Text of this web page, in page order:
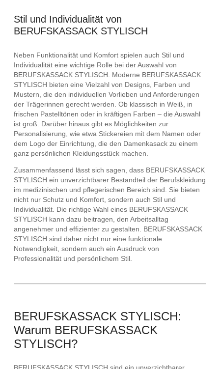
Stil und Individualität von
BERUFSKASSACK STYLISCH
Neben Funktionalität und Komfort spielen auch Stil und
Individualität eine wichtige Rolle bei der Auswahl von
BERUFSKASSACK STYLISCH. Moderne BERUFSKASSACK
STYLISCH bieten eine Vielzahl von Designs, Farben und
Mustern, die den individuellen Vorlieben und Anforderungen
der Trägerinnen gerecht werden. Ob klassisch in Weiß, in
frischen Pastelltönen oder in kräftigen Farben – die Auswahl
ist groß. Darüber hinaus gibt es Möglichkeiten zur
Personalisierung, wie etwa Stickereien mit dem Namen oder
dem Logo der Einrichtung, die den Damenkasack zu einem
ganz persönlichen Kleidungsstück machen.
Zusammenfassend lässt sich sagen, dass BERUFSKASSACK
STYLISCH ein unverzichtbarer Bestandteil der Berufskleidung
im medizinischen und pflegerischen Bereich sind. Sie bieten
nicht nur Schutz und Komfort, sondern auch Stil und
Individualität. Die richtige Wahl eines BERUFSKASSACK
STYLISCH kann dazu beitragen, den Arbeitsalltag
angenehmer und effizienter zu gestalten. BERUFSKASSACK
STYLISCH sind daher nicht nur eine funktionale
Notwendigkeit, sondern auch ein Ausdruck von
Professionalität und persönlichem Stil.
BERUFSKASSACK STYLISCH:
Warum BERUFSKASSACK
STYLISCH?